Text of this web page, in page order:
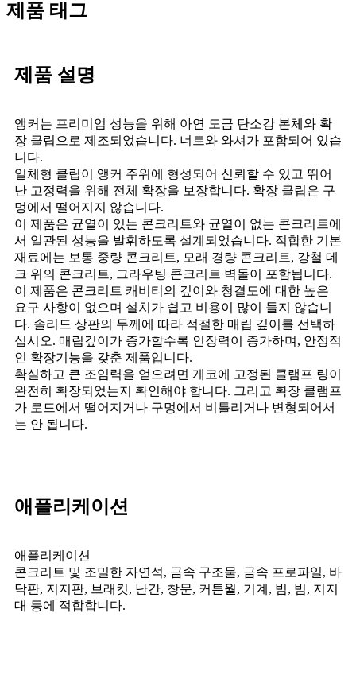
제품 태그
제품 설명
앵커는 프리미엄 성능을 위해 아연 도금 탄소강 본체와 확
장 클립으로 제조되었습니다. 너트와 와셔가 포함되어 있습
니다.
일체형 클립이 앵커 주위에 형성되어 신뢰할 수 있고 뛰어
난 고정력을 위해 전체 확장을 보장합니다. 확장 클립은 구
멍에서 떨어지지 않습니다.
이 제품은 균열이 있는 콘크리트와 균열이 없는 콘크리트에
서 일관된 성능을 발휘하도록 설계되었습니다. 적합한 기본
재료에는 보통 중량 콘크리트, 모래 경량 콘크리트, 강철 데
크 위의 콘크리트, 그라우팅 콘크리트 벽돌이 포함됩니다.
이 제품은 콘크리트 캐비티의 깊이와 청결도에 대한 높은
요구 사항이 없으며 설치가 쉽고 비용이 많이 들지 않습니
다. 솔리드 상판의 두께에 따라 적절한 매립 깊이를 선택하
십시오. 매립깊이가 증가할수록 인장력이 증가하며, 안정적
인 확장기능을 갖춘 제품입니다.
확실하고 큰 조임력을 얻으려면 게코에 고정된 클램프 링이
완전히 확장되었는지 확인해야 합니다. 그리고 확장 클램프
가 로드에서 떨어지거나 구멍에서 비틀리거나 변형되어서
는 안 됩니다.
애플리케이션
애플리케이션
콘크리트 및 조밀한 자연석, 금속 구조물, 금속 프로파일, 바
닥판, 지지판, 브래킷, 난간, 창문, 커튼월, 기계, 빔, 빔, 지지
대 등에 적합합니다.